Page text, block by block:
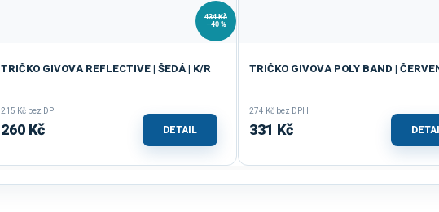
434 Kč
–40 %
TRIČKO GIVOVA REFLECTIVE | ŠEDÁ | K/R
215 Kč bez DPH
260 Kč DETAIL
TRIČKO GIVOVA POLY BAND |
274 Kč bez DPH
331 Kč